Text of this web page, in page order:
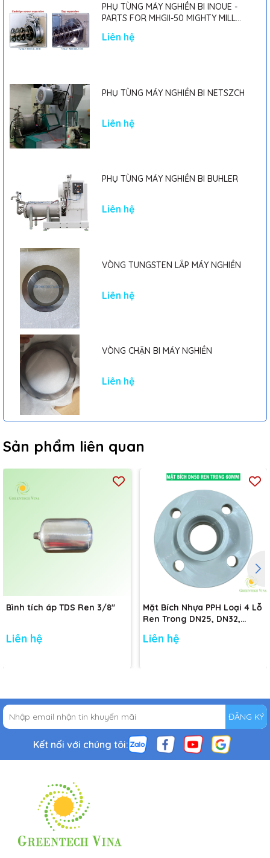
PHỤ TÙNG MÁY NGHIỀN BI INOUE -
PARTS FOR MHGII-50 MIGHTY MILL
Liên hệ
PHỤ TÙNG MÁY NGHIỀN BI NETSZCH
Liên hệ
PHỤ TÙNG MÁY NGHIỀN BI BUHLER
Liên hệ
VÒNG TUNGSTEN LẮP MÁY NGHIỀN
Liên hệ
VÒNG CHẶN BI MÁY NGHIỀN
Liên hệ
Sản phẩm liên quan
Bình tích áp TDS Ren 3/8"
Liên hệ
Mặt Bích Nhựa PPH Loại 4 Lỗ
Ren Trong DN25, DN32,
Liên hệ
ĐĂNG KÝ
Kết nối với chúng tôi: